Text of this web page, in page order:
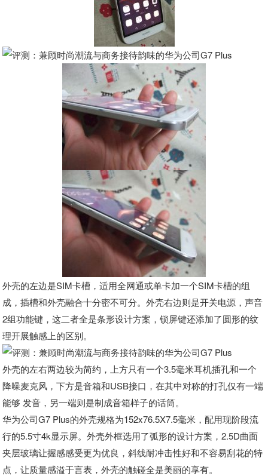
外壳的左边是SIM卡槽，适用全网通或单卡加一个SIM卡槽的组
成，插槽和外壳融合十分密不可分。外壳右边则是开关电源，声音
2组功能键，这二者全是条形设计方案，锁屏键还添加了圆形的纹
理开展触感上的区别。
外壳的左右两边较为简约，上方只有一个3.5毫米耳机插孔和一个
降噪麦克风，下方是音箱和USB接口，在其中对称的打孔仅有一端
能够 发音，另一端则是制成音箱样子的话筒。
华为公司G7 Plus的外壳规格为152x76.5X7.5毫米，配用现阶段流
行的5.5寸4k显示屏。外壳外框选用了弧形的设计方案，2.5D曲面
夹层玻璃让握感感受更为优良，斜线耐冲击性好和不容易刮花的特
点，让质量感溢于言表，外壳的触碰全是美丽的享有。